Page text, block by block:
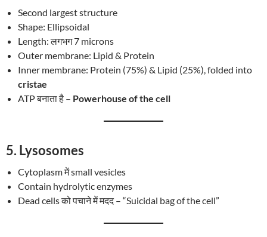
Second largest structure
Shape: Ellipsoidal
Length: लगभग 7 microns
Outer membrane: Lipid & Protein
Inner membrane: Protein (75%) & Lipid (25%), folded into
cristae
ATP बनाता है – Powerhouse of the cell
5. Lysosomes
Cytoplasm में small vesicles
Contain hydrolytic enzymes
Dead cells को पचाने में मदद – “Suicidal bag of the cell”